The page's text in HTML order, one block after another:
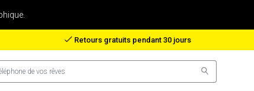
Remboursement en cas de perte de colis